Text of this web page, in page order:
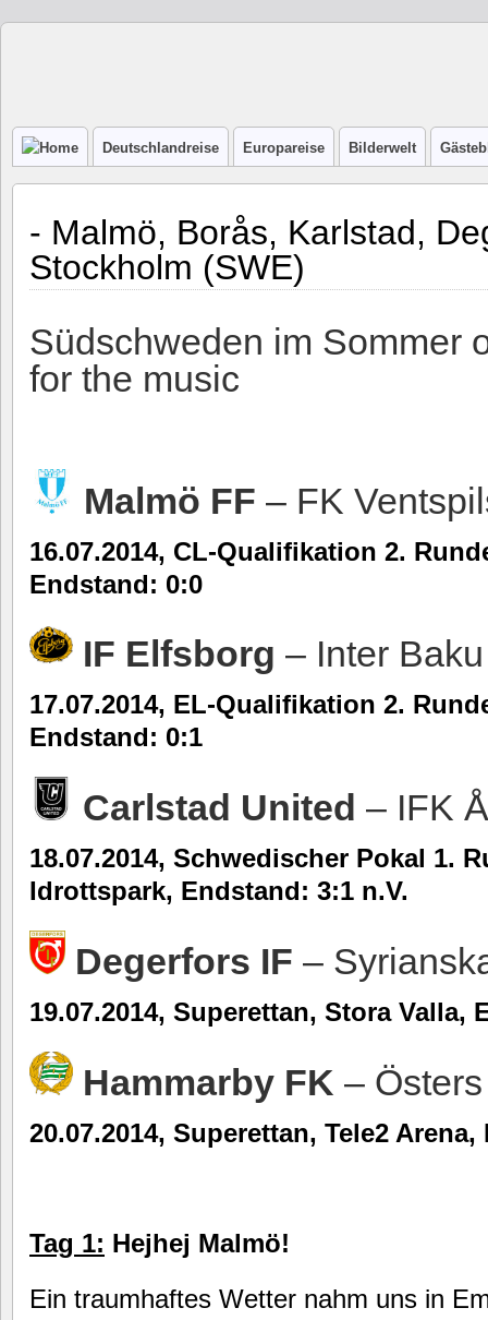
Deutschlandreise Europareise Bilderwelt
- Malmö, Borås, Karlstad,
Stockholm (SWE)
Südschweden im Sommer
for the music
Malmö FF – FK
16.07.2014, CL-Qualifikation 2.
Endstand: 0:0
IF Elfsborg – Inter
17.07.2014, EL-Qualifikation 2.
Endstand: 0:1
Carlstad United – IFK
18.07.2014, Schwedischer Pokal 1.
Idrottspark, Endstand: 3:1 n.V.
Degerfors IF –
19.07.2014, Superettan, Stora Valla,
Hammarby FK –
20.07.2014, Superettan, Tele2
Tag 1: Hejhej Malmö!
Ein traumhaftes Wetter nahm uns in